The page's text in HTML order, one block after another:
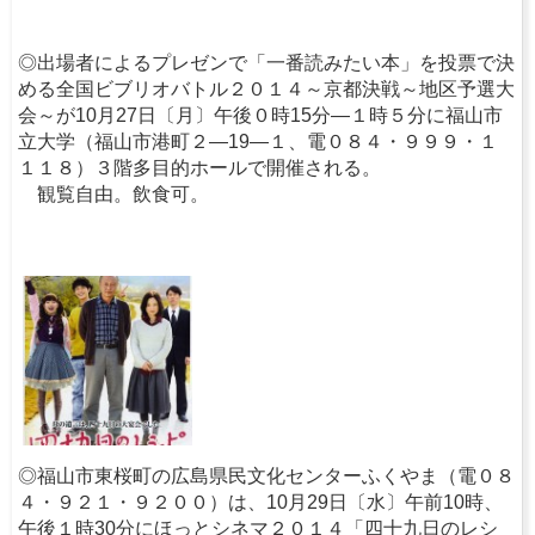
◎出場者によるプレゼンで「一番読みたい本」を投票で決
める全国ビブリオバトル２０１４～京都決戦～地区予選大
会～が10月27日〔月〕午後０時15分―１時５分に福山市
立大学（福山市港町２―19―１、電０８４・９９９・１
１１８）３階多目的ホールで開催される。
観覧自由。飲食可。
◎福山市東桜町の広島県民文化センターふくやま（電０８
４・９２１・９２００）は、10月29日〔水〕午前10時、
午後１時30分にほっとシネマ２０１４「四十九日のレシ